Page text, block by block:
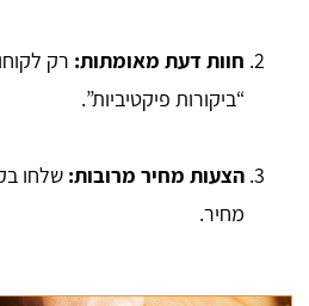
חוות דעת מאומתות: רק
“ביקורות פיקטיביות”.
הצעות מחיר מרובות:
מחיר.